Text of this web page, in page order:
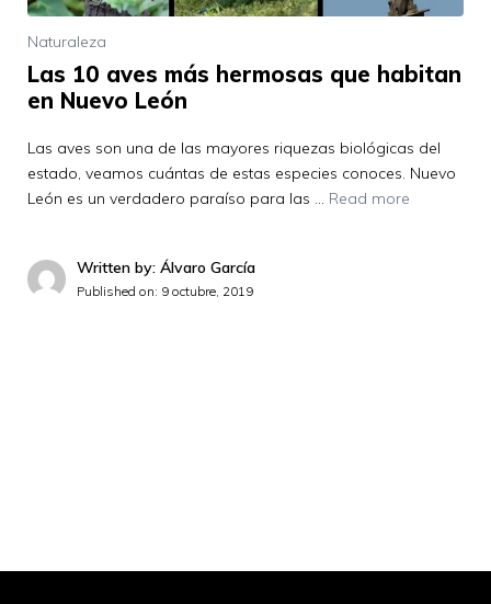
Naturaleza
Las 10 aves más hermosas que habitan
en Nuevo León
Las aves son una de las mayores riquezas biológicas del
estado, veamos cuántas de estas especies conoces. Nuevo
León es un verdadero paraíso para las … Read more
Written by: Álvaro García
Published on: 9 octubre, 2019